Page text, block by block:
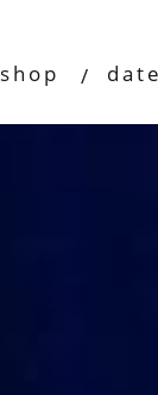
shop